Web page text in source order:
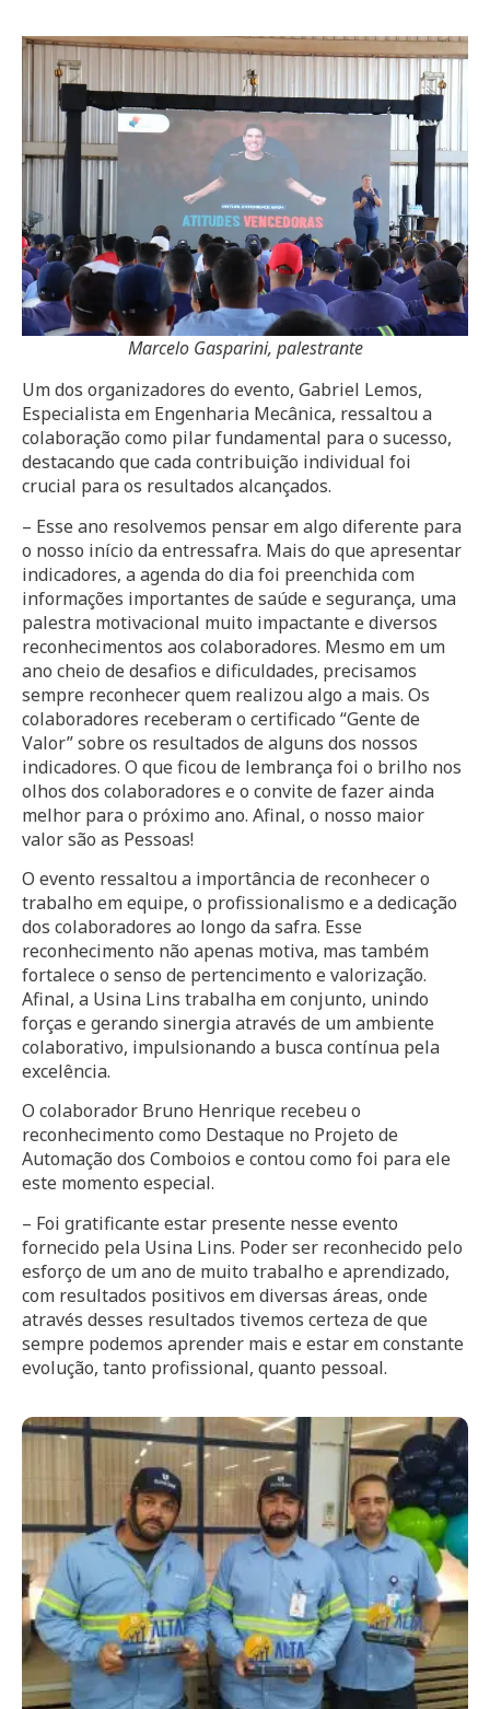
Marcelo Gasparini, palestrante
Um dos organizadores do evento, Gabriel Lemos,
Especialista em Engenharia Mecânica, ressaltou a
colaboração como pilar fundamental para o sucesso,
destacando que cada contribuição individual foi
crucial para os resultados alcançados.
– Esse ano resolvemos pensar em algo diferente para
o nosso início da entressafra. Mais do que apresentar
indicadores, a agenda do dia foi preenchida com
informações importantes de saúde e segurança, uma
palestra motivacional muito impactante e diversos
reconhecimentos aos colaboradores. Mesmo em um
ano cheio de desafios e dificuldades, precisamos
sempre reconhecer quem realizou algo a mais. Os
colaboradores receberam o certificado “Gente de
Valor” sobre os resultados de alguns dos nossos
indicadores. O que ficou de lembrança foi o brilho nos
olhos dos colaboradores e o convite de fazer ainda
melhor para o próximo ano. Afinal, o nosso maior
valor são as Pessoas!
O evento ressaltou a importância de reconhecer o
trabalho em equipe, o profissionalismo e a dedicação
dos colaboradores ao longo da safra. Esse
reconhecimento não apenas motiva, mas também
fortalece o senso de pertencimento e valorização.
Afinal, a Usina Lins trabalha em conjunto, unindo
forças e gerando sinergia através de um ambiente
colaborativo, impulsionando a busca contínua pela
excelência.
O colaborador Bruno Henrique recebeu o
reconhecimento como Destaque no Projeto de
Automação dos Comboios e contou como foi para ele
este momento especial.
– Foi gratificante estar presente nesse evento
fornecido pela Usina Lins. Poder ser reconhecido pelo
esforço de um ano de muito trabalho e aprendizado,
com resultados positivos em diversas áreas, onde
através desses resultados tivemos certeza de que
sempre podemos aprender mais e estar em constante
evolução, tanto profissional, quanto pessoal.